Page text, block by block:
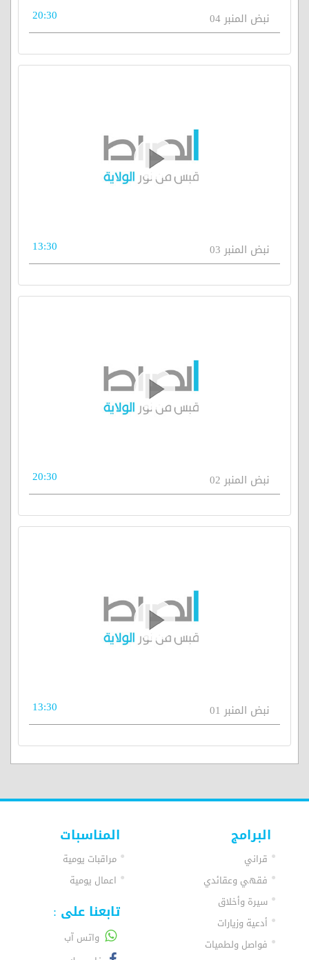
نبض المنبر 04 20:30
نبض المنبر 03 13:30
نبض المنبر 02 20:30
نبض المنبر 01 13:30
البرامج
قراني
فقهي وعقائدي
سيرة وأخلاق
أدعية وزيارات
فواصل ولطميات
المناسبات
مراقبات يومية
اعمال يومية
تابعنا على :
واتس آب